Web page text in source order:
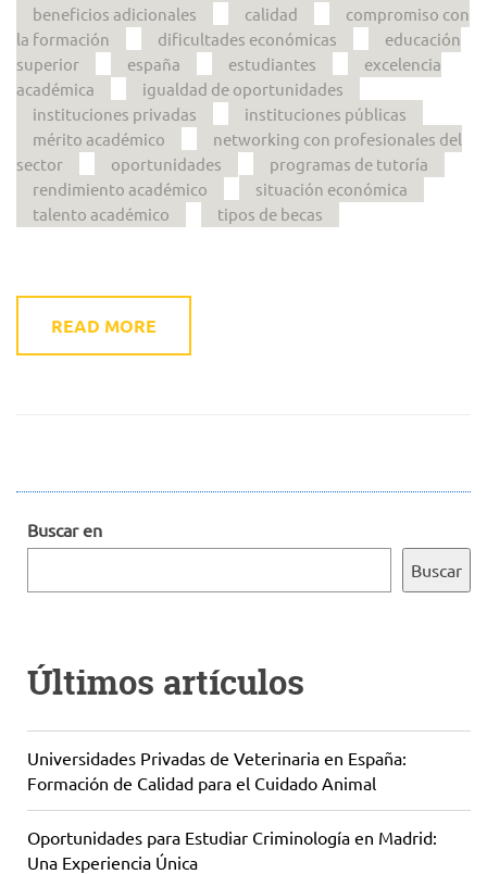
beneficios adicionales
calidad
compromiso con
la formación
dificultades económicas
educación
superior
españa estudiantes
excelencia
académica
igualdad de oportunidades
instituciones privadas
instituciones públicas
mérito académico
networking con profesionales del
sector
oportunidades
programas de tutoría
rendimiento académico
situación económica
talento académico
tipos de becas
READ MORE
Buscar en
Buscar
Últimos artículos
Universidades Privadas de Veterinaria en España:
Formación de Calidad para el Cuidado Animal
Oportunidades para Estudiar Criminología en Madrid:
Una Experiencia Única